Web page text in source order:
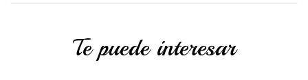
Te puede interesar